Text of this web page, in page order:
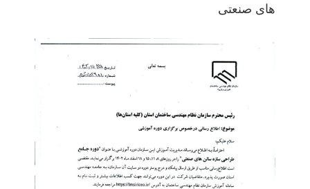
های صنعتی